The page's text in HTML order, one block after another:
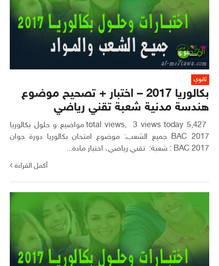
ثانوي
بكالوريا 2017 – اختبار + تصحيح موضوع
هندسة مدنية شعبة تقني رياضي
5,427 total views, 3 views today مواضيع و حلول بكالوريا
2017 BAC جميع الشعب: موضوع امتحان بكالوريا دورة جوان
2017 BAC : شعبة: تقني رياضي، اختبار مادة...
أكمل القراءة